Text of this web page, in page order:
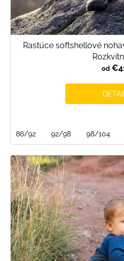
Rastúce softshellové
od
DETAIL
86/92 92/98 98/104